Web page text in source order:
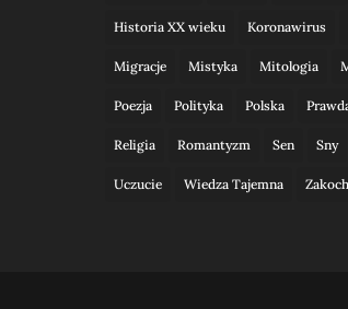
Historia XX wieku Koronawirus
Migracje Mistyka Mitologia
Poezja Polityka Polska
Religia Romantyzm Sen Sny
Uczucie Wiedza Tajemna